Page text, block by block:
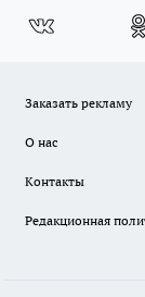
Заказать рекламу
О нас
Контакты
Редакционная